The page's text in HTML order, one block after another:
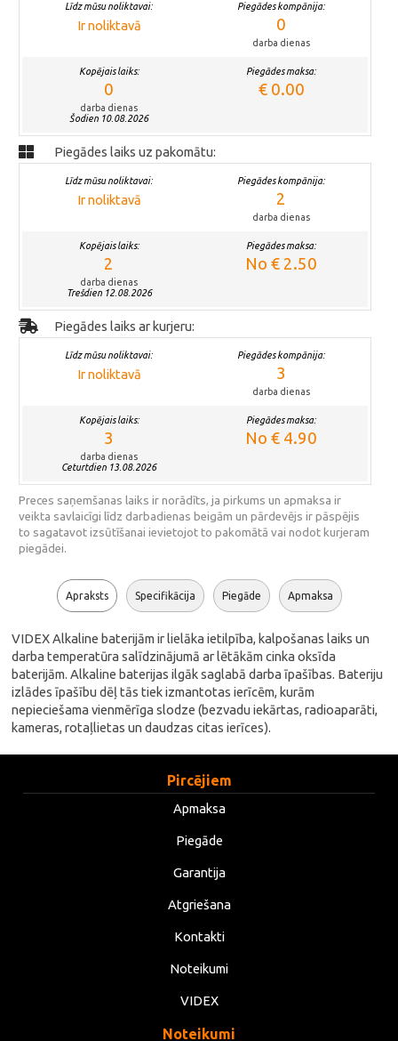
Līdz mūsu noliktavai:
Ir noliktavā
Piegādes kompānija:
0
darba dienas
Kopējais laiks:
0
darba dienas
Šodien 10.08.2026
Piegādes maksa:
€ 0.00
Piegādes laiks uz pakomātu:
Līdz mūsu noliktavai:
Ir noliktavā
Piegādes kompānija:
2
darba dienas
Kopējais laiks:
2
darba dienas
Trešdien 12.08.2026
Piegādes maksa:
No € 2.50
Piegādes laiks ar kurjeru:
Līdz mūsu noliktavai:
Ir noliktavā
Piegādes kompānija:
3
darba dienas
Kopējais laiks:
3
darba dienas
Ceturtdien 13.08.2026
Piegādes maksa:
No € 4.90
Preces saņemšanas laiks ir norādīts, ja pirkums un apmaksa ir
veikta savlaicīgi līdz darbadienas beigām un pārdevējs ir pāspējis
to sagatavot izsūtīšanai ievietojot to pakomātā vai nodot kurjeram
piegādei.
Apraksts Specifikācija Piegāde Apmaksa
VIDEX Alkaline baterijām ir lielāka ietilpība, kalpošanas laiks un
darba temperatūra salīdzinājumā ar lētākām cinka oksīda
baterijām. Alkaline baterijas ilgāk saglabā darba īpašības. Bateriju
izlādes īpašību dēļ tās tiek izmantotas ierīcēm, kurām
nepieciešama vienmērīga slodze (bezvadu iekārtas, radioaparāti,
kameras, rotaļlietas un daudzas citas ierīces).
Pircējiem
Apmaksa
Piegāde
Garantija
Atgriešana
Kontakti
Noteikumi
VIDEX
Noteikumi